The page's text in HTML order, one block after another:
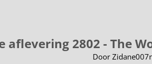
aflevering 2802 - The
Door